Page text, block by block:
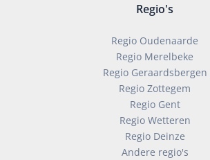
Regio's
Regio Oudenaarde
Regio Merelbeke
Regio Geraardsbergen
Regio Zottegem
Regio Gent
Regio Wetteren
Regio Deinze
Andere regio's